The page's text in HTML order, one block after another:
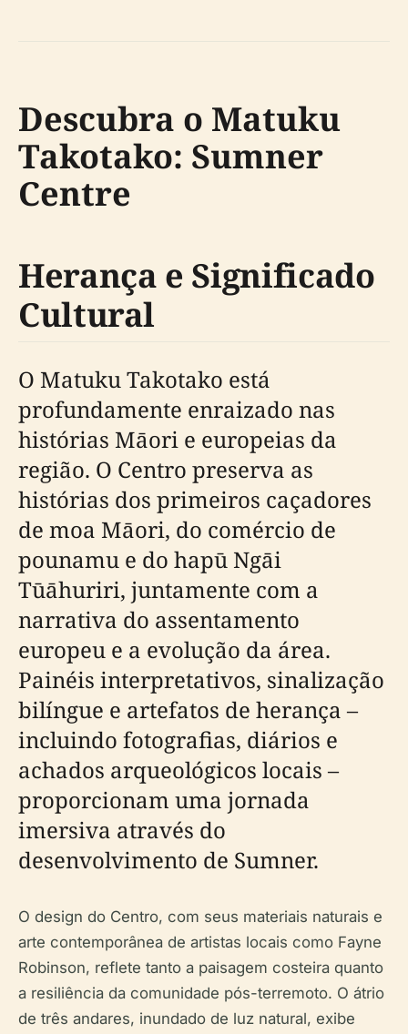
Descubra o Matuku
Takotako: Sumner
Centre
Herança e Significado
Cultural
O Matuku Takotako está
profundamente enraizado nas
histórias Māori e europeias da
região. O Centro preserva as
histórias dos primeiros caçadores
de moa Māori, do comércio de
pounamu e do hapū Ngāi
Tūāhuriri, juntamente com a
narrativa do assentamento
europeu e a evolução da área.
Painéis interpretativos, sinalização
bilíngue e artefatos de herança –
incluindo fotografias, diários e
achados arqueológicos locais –
proporcionam uma jornada
imersiva através do
desenvolvimento de Sumner.
O design do Centro, com seus materiais naturais e
arte contemporânea de artistas locais como Fayne
Robinson, reflete tanto a paisagem costeira quanto
a resiliência da comunidade pós-terremoto. O átrio
de três andares, inundado de luz natural, exibe